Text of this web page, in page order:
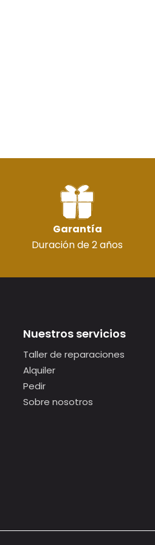
Garantía
Duración de 2 años
Nuestros servicios
Taller de reparaciones
Alquiler
Pedir
Sobre nosotros